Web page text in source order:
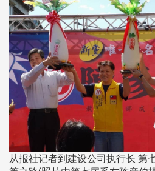
从报社记者到建设公司执行长 第